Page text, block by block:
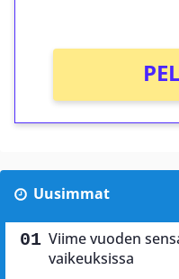
Uusimmat
Viime vuoden
vaikeuksissa